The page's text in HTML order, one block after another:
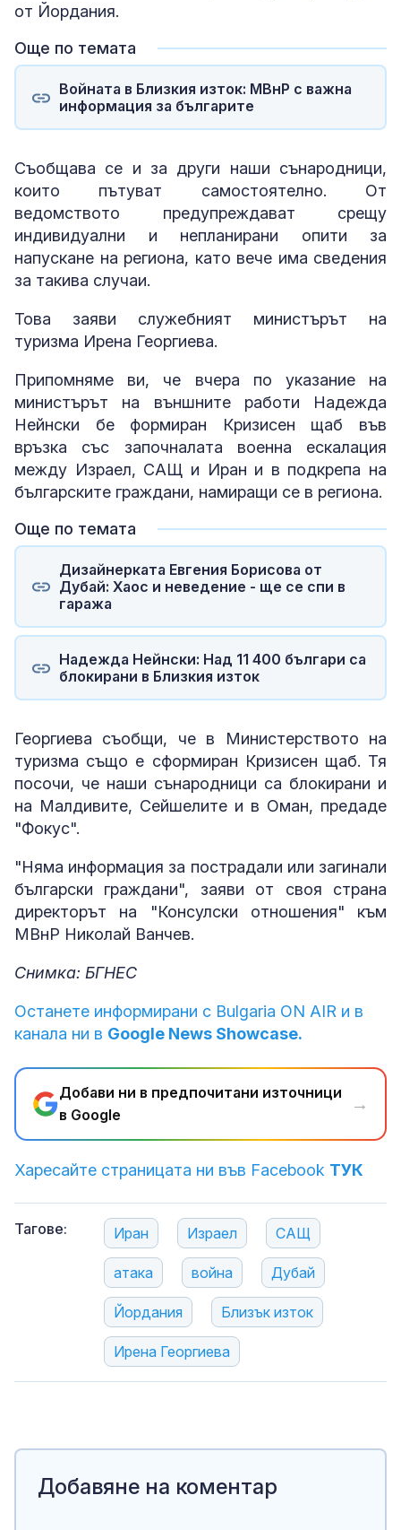
от Йордания.
Още по темата
Войната в Близкия изток: МВнР с важна
информация за българите
Съобщава се и за други наши сънародници,
които пътуват самостоятелно. От
ведомството предупреждават срещу
индивидуални и непланирани опити за
напускане на региона, като вече има сведения
за такива случаи.
Това заяви служебният министърът на
туризма Ирена Георгиева.
Припомняме ви, че вчера по указание на
министърът на външните работи Надежда
Нейнски бе формиран Кризисен щаб във
връзка със започналата военна ескалация
между Израел, САЩ и Иран и в подкрепа на
българските граждани, намиращи се в региона.
Още по темата
Дизайнерката Евгения Борисова от
Дубай: Хаос и неведение - ще се спи в
гаража
Надежда Нейнски: Над 11 400 българи са
блокирани в Близкия изток
Георгиева съобщи, че в Министерството на
туризма също е сформиран Кризисен щаб. Тя
посочи, че наши сънародници са блокирани и
на Малдивите, Сейшелите и в Оман, предаде
"Фокус".
"Няма информация за пострадали или загинали
български граждани", заяви от своя страна
директорът на "Консулски отношения" към
МВнР Николай Ванчев.
Снимка: БГНЕС
Останете информирани с Bulgaria ON AIR и в
канала ни в Google News Showcase.
Добави ни в предпочитани източници
в Google
→
Харесайте страницата ни във Facebook ТУК
Тагове: Иран Израел САЩ
атака война Дубай
Йордания Близък изток
Ирена Георгиева
Добавяне на коментар